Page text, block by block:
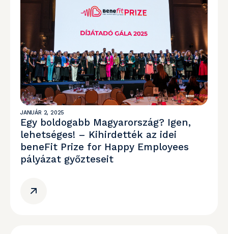
JANUÁR 2, 2025
Egy boldogabb Magyarország? Igen,
lehetséges! – Kihirdették az idei
beneFit Prize for Happy Employees
pályázat győzteseit